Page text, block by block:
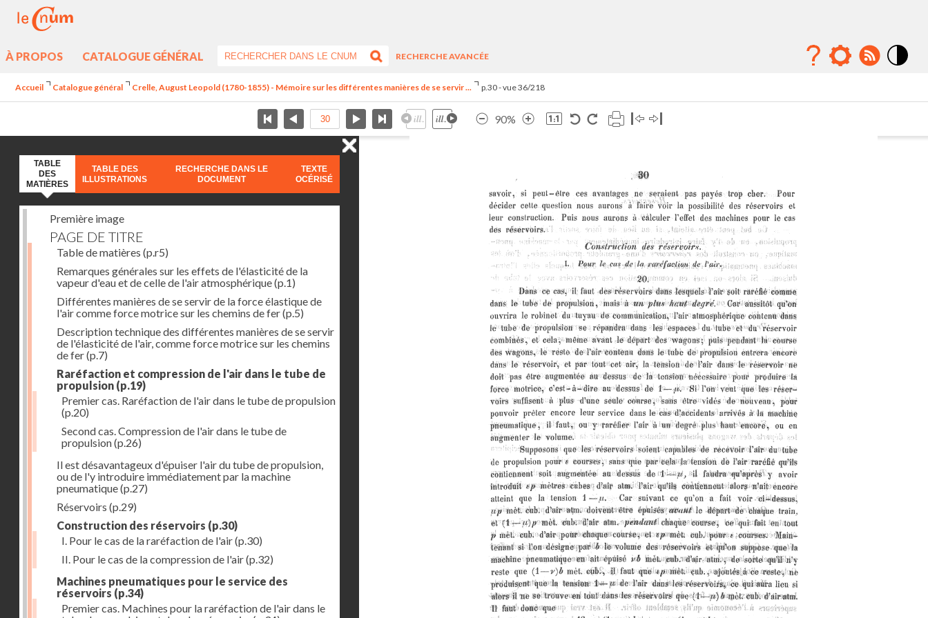
À PROPOS CATALOGUE GÉNÉRAL
RECHERCHE AVANCÉE
Accueil Catalogue général Crelle, August Leopold (1780-1855) - Mémoire sur les différentes manières de se servir ... p.30 - vue 36/218
90%
TABLE
DES
MATIÈRES
TABLE DES
ILLUSTRATIONS
RECHERCHE DANS LE
DOCUMENT
TEXTE
OCÉRISÉ
Première image
PAGE DE TITRE
Table de matières (p.r5)
Remarques générales sur les effets de l'élasticité de la
vapeur d'eau et de celle de l'air atmosphérique(p.1)
Différentes manières de se servir de la force élastique de
l'air comme force motrice sur les chemins de fer(p.5)
Description technique des différentes manières de se servir
de l'élasticité de l'air, comme force motrice sur les chemins
de fer(p.7)
Raréfaction et compression de l'air dans le tube de
propulsion (p.19)
Premier cas. Raréfaction de l'air dans le tube de propulsion
(p.20)
Second cas. Compression de l'air dans le tube de
propulsion(p.26)
Il est désavantageux d'épuiser l'air du tube de propulsion,
ou de l'y introduire immédiatement par la machine
pneumatique(p.27)
Réservoirs (p.29)
Construction des réservoirs (p.30)
I. Pour le cas de la raréfaction de l'air(p.30)
II. Pour le cas de la compression de l'air(p.32)
Machines pneumatiques pour le service des
réservoirs (p.34)
Premier cas. Machines pour la raréfaction de l'air dans le